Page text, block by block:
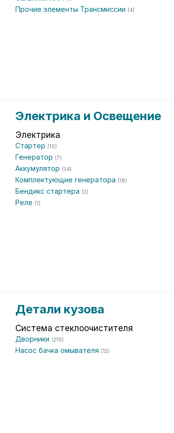
Прочие элементы Трансмиссии (4)
Электрика и Освещение
Электрика
Стартер (10)
Генератор (7)
Аккумулятор (34)
Комплектующие генератора (18)
Бендикс стартера (2)
Реле (1)
Детали кузова
Система стеклоочистителя
Дворники (219)
Насос бачка омывателя (12)